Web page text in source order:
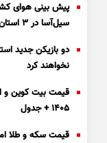
پیش بینی هوای
سیل‌آسا در ۳ استان
دو بازیکن جدید
نخواهند کرد
۱۴۰۵ + جدول
قیمت سکه و طلا امروز یکشنبه